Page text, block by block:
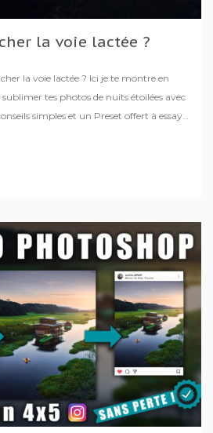
la voie lactée ?
la voie lactée ? Ici je te montre en
tes photos de nuits étoilées avec
simples et un Preset offert à essayer